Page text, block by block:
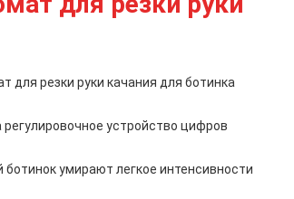
для резки руки качания для ботинка
устройство цифров
умирают легкое интенсивности